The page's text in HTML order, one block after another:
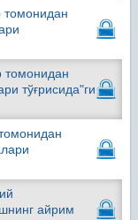
томонидан
томонидан
тўғрисида"ги
айрим